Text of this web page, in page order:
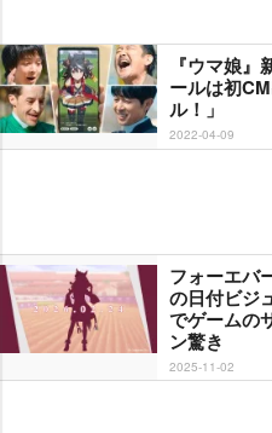
『ウマ娘
ールは初
ル！」
2022-04-09
フォーエバ
の日付ビジ
でゲームの
ン驚き
2025-11-02